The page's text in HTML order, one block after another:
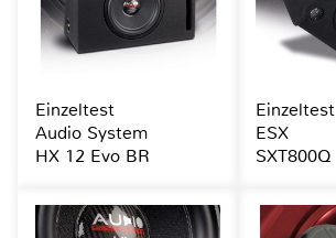
Einzeltest
Audio System
HX 12 Evo BR
Einzeltest
ESX
SXT800Q